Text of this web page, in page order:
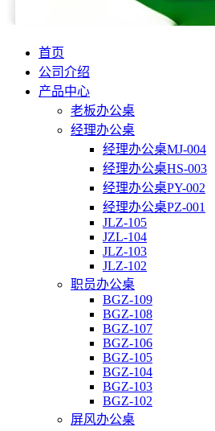
首页
公司介绍
产品中心
老板办公桌
经理办公桌
经理办公桌MJ-004
经理办公桌HS-003
经理办公桌PY-002
经理办公桌PZ-001
JLZ-105
JZL-104
JLZ-103
JLZ-102
职员办公桌
BGZ-109
BGZ-108
BGZ-107
BGZ-106
BGZ-105
BGZ-104
BGZ-103
BGZ-102
屏风办公桌